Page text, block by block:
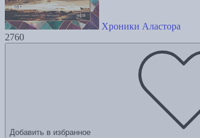
Хроники Аластора
2760
Добавить в избранное